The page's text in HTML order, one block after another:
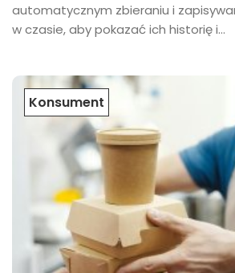
automatycznym zbieraniu i
w czasie, aby pokazać ich historię i...
Konsument